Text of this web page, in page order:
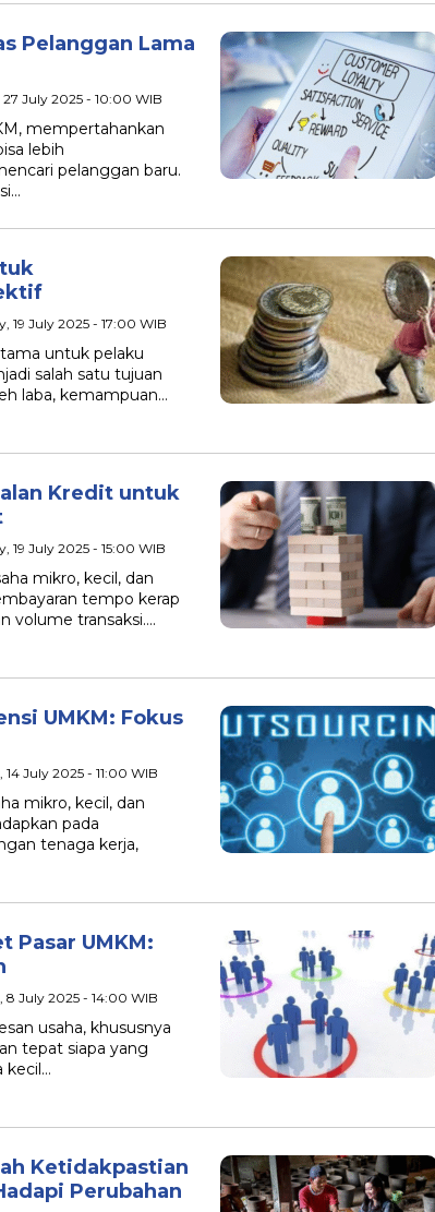
Pelanggan Lama
27 July 2025 - 10:00 WIB
mempertahankan
lebih
pelanggan baru.
19 July 2025 - 17:00 WIB
untuk pelaku
salah satu tujuan
laba, kemampuan…
Kredit untuk
19 July 2025 - 15:00 WIB
mikro, kecil, dan
tempo kerap
volume transaksi….
UMKM: Fokus
14 July 2025 - 11:00 WIB
mikro, kecil, dan
pada
tenaga kerja,
Pasar UMKM:
8 July 2025 - 14:00 WIB
usaha, khususnya
tepat siapa yang
kecil…
Ketidakpastian
Perubahan